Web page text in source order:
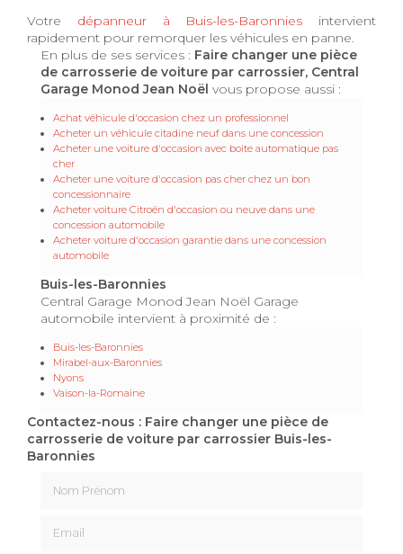
Votre dépanneur à Buis-les-Baronnies intervient
rapidement pour remorquer les véhicules en panne.
En plus de ses services : Faire changer une pièce
de carrosserie de voiture par carrossier, Central
Garage Monod Jean Noël vous propose aussi :
Achat véhicule d'occasion chez un professionnel
Acheter un véhicule citadine neuf dans une concession
Acheter une voiture d'occasion avec boite automatique pas
cher
Acheter une voiture d'occasion pas cher chez un bon
concessionnaire
Acheter voiture Citroën d'occasion ou neuve dans une
concession automobile
Acheter voiture d'occasion garantie dans une concession
automobile
Buis-les-Baronnies
Central Garage Monod Jean Noël Garage
automobile intervient à proximité de :
Buis-les-Baronnies
Mirabel-aux-Baronnies
Nyons
Vaison-la-Romaine
Contactez-nous : Faire changer une pièce de
carrosserie de voiture par carrossier Buis-les-
Baronnies